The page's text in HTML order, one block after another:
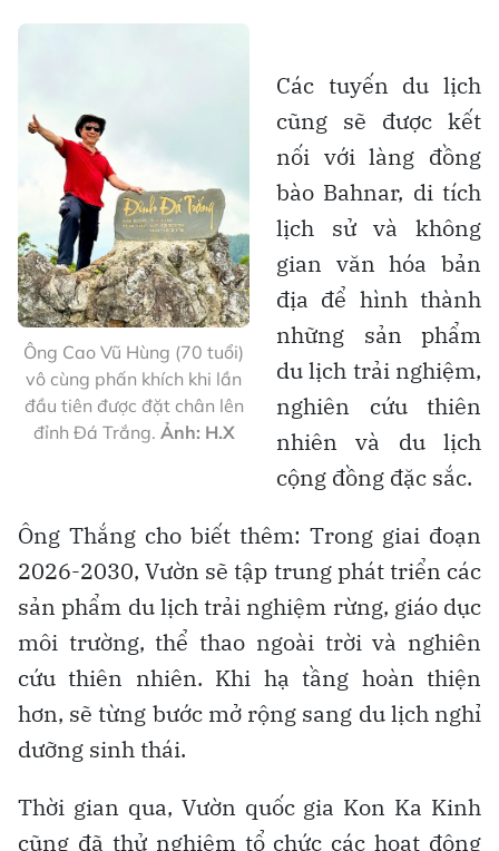
Ông Cao Vũ Hùng (70 tuổi)
vô cùng phấn khích khi lần
đầu tiên được đặt chân lên
đỉnh Đá Trắng. Ảnh: H.X
Các tuyến du lịch
cũng sẽ được kết
nối với làng đồng
bào Bahnar, di tích
lịch sử và không
gian văn hóa bản
địa để hình thành
những sản phẩm
du lịch trải nghiệm,
nghiên cứu thiên
nhiên và du lịch
cộng đồng đặc sắc.
Ông Thắng cho biết thêm: Trong giai đoạn
2026-2030, Vườn sẽ tập trung phát triển các
sản phẩm du lịch trải nghiệm rừng, giáo dục
môi trường, thể thao ngoài trời và nghiên
cứu thiên nhiên. Khi hạ tầng hoàn thiện
hơn, sẽ từng bước mở rộng sang du lịch nghỉ
dưỡng sinh thái.
Thời gian qua, Vườn quốc gia Kon Ka Kinh
cũng đã thử nghiệm tổ chức các hoạt động